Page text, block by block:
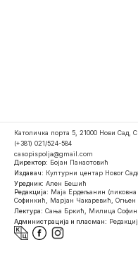
Католичка порта 5, 21000 Нови Сад,
(+381) 021/524-584
casopispolja@gmail.com
Директор: Бојан Панаотовић
Издавач: Културни центар Новог
Уредник: Ален Бешић
Редакција: Маја Ердељанин
Софинкић, Марјан Чакаревић, Огњен
Лектура: Сања Бркић, Милица
Администрација и пласман: